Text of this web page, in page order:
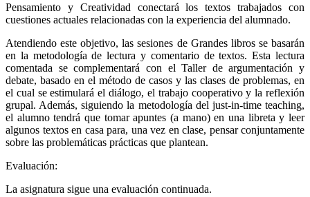
Pensamiento y Creatividad conectará los textos trabajados con
cuestiones actuales relacionadas con la experiencia del alumnado.
Atendiendo este objetivo, las sesiones de Grandes libros se basarán
en la metodología de lectura y comentario de textos. Esta lectura
comentada se complementará con el Taller de argumentación y
debate, basado en el método de casos y las clases de problemas, en
el cual se estimulará el diálogo, el trabajo cooperativo y la reflexión
grupal. Además, siguiendo la metodología del just-in-time teaching,
el alumno tendrá que tomar apuntes (a mano) en una libreta y leer
algunos textos en casa para, una vez en clase, pensar conjuntamente
sobre las problemáticas prácticas que plantean.
Evaluación:
La asignatura sigue una evaluación continuada.